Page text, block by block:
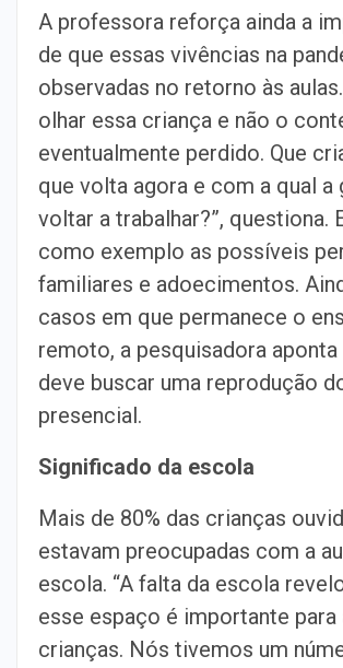
A professora reforça ainda a
de que essas vivências na
observadas no retorno às
olhar essa criança e não o
eventualmente perdido. Que
que volta agora e com a qual a
voltar a trabalhar?”, questiona.
como exemplo as possíveis
familiares e adoecimentos.
casos em que permanece o
remoto, a pesquisadora aponta
deve buscar uma reprodução
presencial.
Significado da escola
Mais de 80% das crianças
estavam preocupadas com a
escola. “A falta da escola
esse espaço é importante para
crianças. Nós tivemos um